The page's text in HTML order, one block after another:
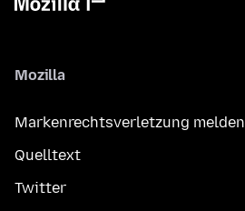
Mozilla
Markenrechtsverletzung melden
Quelltext
Twitter